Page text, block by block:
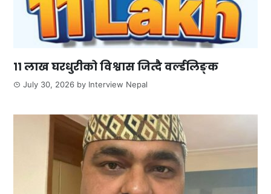
११ लाख घरधुरीको विश्वास जित्दै वर्ल्डलिङ्क
July 30, 2026 by Interview Nepal